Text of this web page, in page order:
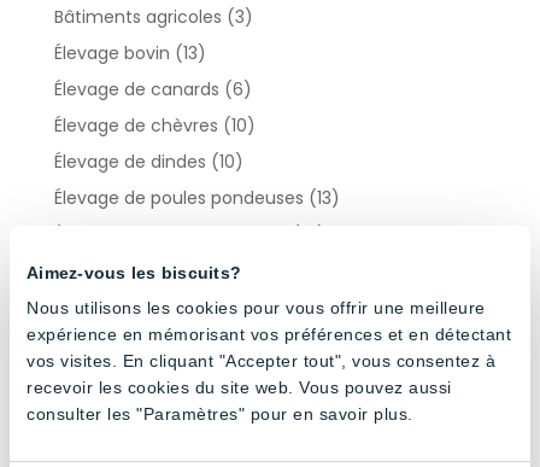
Aimez-vous les biscuits?
Nous utilisons les cookies pour vous offrir une meilleure
expérience en mémorisant vos préférences et en détectant
vos visites. En cliquant "Accepter tout", vous consentez à
recevoir les cookies du site web. Vous pouvez aussi
consulter les "Paramètres" pour en savoir plus.
Bâtiments agricoles (3)
Élevage bovin (13)
Élevage de canards (6)
Élevage de chèvres (10)
Élevage de dindes (10)
Élevage de poules pondeuses (13)
Élevage porcin(22)
Industriel(13)
Products by type